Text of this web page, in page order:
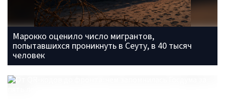
Марокко оценило число мигрантов,
попытавшихся проникнуть в Сеуту, в 40 тысяч
человек